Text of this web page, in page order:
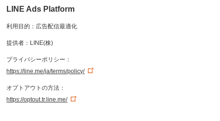
LINE Ads Platform
利用目的：広告配信最適化
提供者：LINE(株)
プライバシーポリシー：
https://line.me/ja/terms/policy/
オプトアウトの方法：
https://optout.tr.line.me/